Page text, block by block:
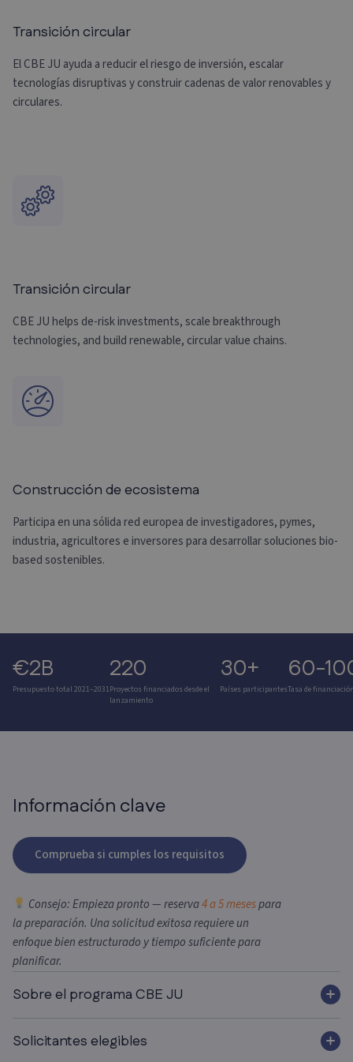
Transición circular
El CBE JU ayuda a reducir el riesgo de inversión, escalar
tecnologías disruptivas y construir cadenas de valor renovables y
circulares.
Transición circular
CBE JU helps de-risk investments, scale breakthrough
technologies, and build renewable, circular value chains.
Construcción de ecosistema
Participa en una sólida red europea de investigadores, pymes,
industria, agricultores e inversores para desarrollar soluciones bio-
based sostenibles.
€2B
Presupuesto total 2021–2031
220
Proyectos financiados desde el
lanzamiento
30+
Países participantes
60-
Tasa de
Información clave
Comprueba si cumples los requisitos
Consejo: Empieza pronto — reserva4 a 5 mesespara
la preparación. Una solicitud exitosa requiere un
enfoque bien estructurado y tiempo suficiente para
planificar.
Sobre el programa CBE JU
(Circular Bio-based Europe Joint Undertaking)
Solicitantes elegibles